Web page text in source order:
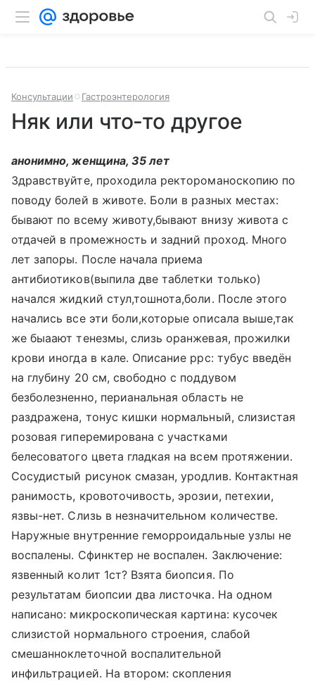
Консультации Гастроэнтерология
Няк или что-то другое
анонимно, женщина, 35 лет
Здравствуйте, проходила ректороманоскопию по
поводу болей в животе. Боли в разных местах:
бывают по всему животу,бывают внизу живота с
отдачей в промежность и задний проход. Много
лет запоры. После начала приема
антибиотиков(выпила две таблетки только)
начался жидкий стул,тошнота,боли. После этого
начались все эти боли,которые описала выше,так
же быаают тенезмы, слизь оранжевая, прожилки
крови иногда в кале. Описание ррс: тубус введён
на глубину 20 см, свободно с поддувом
безболезненно, перианальная область не
раздражена, тонус кишки нормальный, слизистая
розовая гиперемирована с участками
белесоватого цвета гладкая на всем протяжении.
Сосудистый рисунок смазан, уродлив. Контактная
ранимость, кровоточивость, эрозии, петехии,
язвы-нет. Слизь в незначительном количестве.
Наружные внутренние геморроидальные узлы не
воспалены. Сфинктер не воспален. Заключение:
язвенный колит 1ст? Взята биопсия. По
результатам биопсии два листочка. На одном
написано: микроскопическая картина: кусочек
слизистой нормального строения, слабой
смешанноклеточной воспалительной
инфильтрацией. На втором: скопления